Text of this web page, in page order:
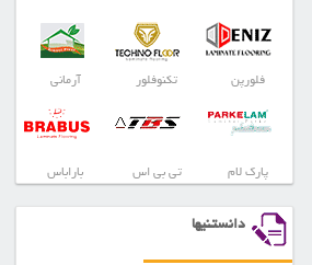
فلورپن تکنوفلور آرمانی
پارک لام تی بی اس باراباس
دانستنیها